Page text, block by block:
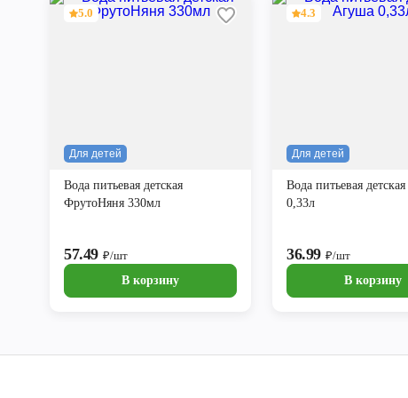
Для детей
5.0
Вода питьевая детская
ФрутоНяня 330мл
57.49 ₽/шт
В корзину
Для детей
4.3
Вода питьевая
0,33л
36.99 ₽/шт
В корзину